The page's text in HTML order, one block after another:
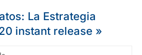
La Estrategia
instant release »